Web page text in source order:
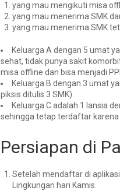
yang mau mengikuti misa
yang mau menerima SMK
yang mau menerima SMK
Keluarga A dengan 5 umat
sehat, tidak punya sakit
misa offline dan bisa menjadi
Keluarga B dengan 3 umat
piksis ditulis 3 SMK).
Keluarga C adalah 1 lansia
sehingga tetap terdaftar karena
Persiapan di
Setelah mendaftar di
Lingkungan hari Kamis.